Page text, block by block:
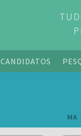
CANDIDATOS
MA